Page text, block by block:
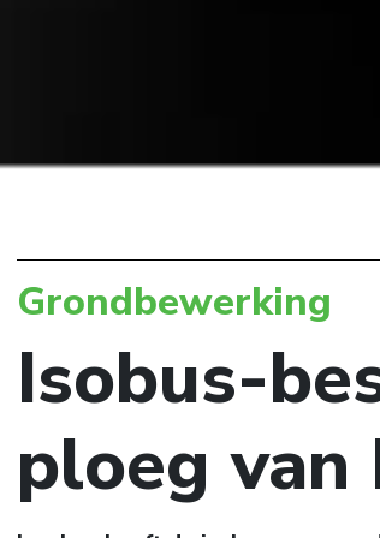
Grondbewerking
Isobus-
ploeg van